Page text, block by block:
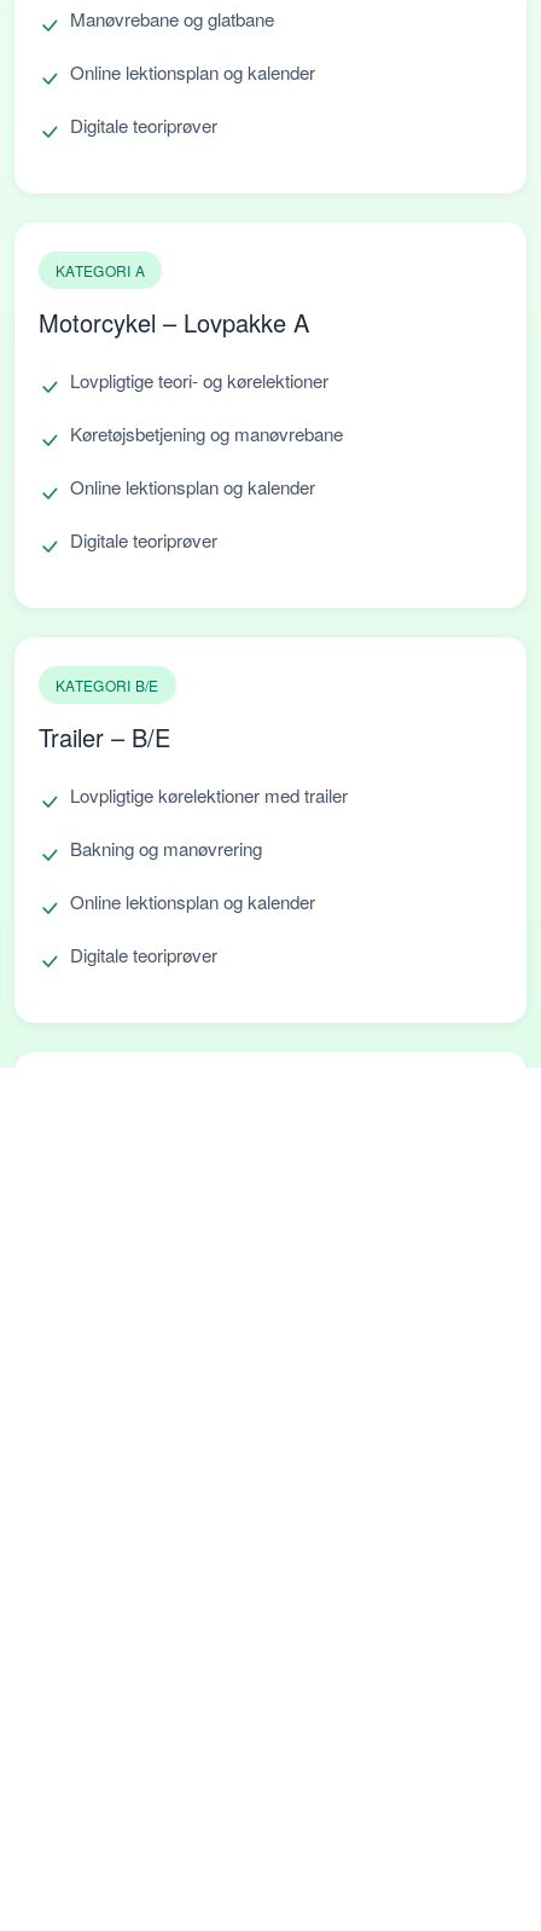
Manøvrebane og glatbane
Online lektionsplan og kalender
Digitale teoriprøver
KATEGORI A
Motorcykel – Lovpakke A
Lovpligtige teori- og kørelektioner
Køretøjsbetjening og manøvrebane
Online lektionsplan og kalender
Digitale teoriprøver
KATEGORI B/E
Trailer – B/E
Lovpligtige kørelektioner med trailer
Bakning og manøvrering
Online lektionsplan og kalender
Digitale teoriprøver